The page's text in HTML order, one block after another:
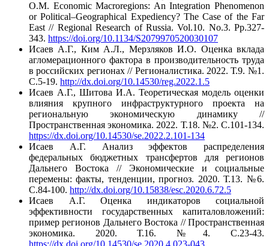
O.M. Economic Macroregions: An Integration Phenomenon
or Political–Geographical Expediency? The Case of the Far
East // Regional Research of Russia. Vol.10. No.3. Рр.327-
343. https://doi.org/10.1134/S2079970520030107
Исаев А.Г., Ким А.Л., Мерзляков И.О. Оценка вклада
агломерационного фактора в производительность труда
в российских регионах // Регионалистика. 2022. Т.9. №1.
С.5-19. http://dx.doi.org/10.14530/reg.2022.1.5
Исаев А.Г., Шитова И.А. Теоретическая модель оценки
влияния крупного инфраструктурного проекта на
региональную экономическую динамику //
Пространственная экономика. 2022. Т.18. №2. С.101-134.
https://dx.doi.org/10.14530/se.2022.2.101-134
Исаев А.Г. Анализ эффектов распределения
федеральных бюджетных трансфертов для регионов
Дальнего Востока // Экономические и социальные
перемены: факты, тенденции, прогноз. 2020. Т.13. №6.
С.84-100. http://dx.doi.org/10.15838/esc.2020.6.72.5
Исаев А.Г. Оценка индикаторов социальной
эффективности государственных капиталовложений:
пример регионов Дальнего Востока // Пространственная
экономика. 2020. Т.16. №4. С.23-43.
https://dx.doi.org/10.14530/se.2020.4.023-043